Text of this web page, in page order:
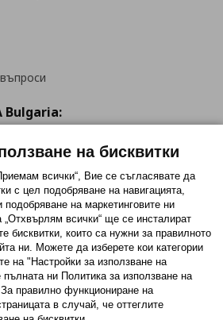
Bulgaria:
Instagram
на бисквитки
всички“, Вие се съгласявате да
с цел подобряване на навигацията,
на маркетинговите ни
„Отхвърлям всички“ ще се инсталират
бисквитки, които са нужни за правилното
ни. Можете да изберете кои категории
на "Настройки за използване на
ни Политика за използване на
За правилно функциониране на
в случай, че оттеглите